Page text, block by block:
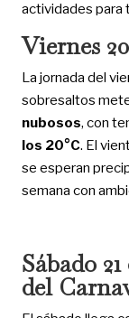
actividades para
Viernes
La jornada del
sobresaltos
nubosos, con
los 20°C. El
se esperan
semana con
Sábado
del